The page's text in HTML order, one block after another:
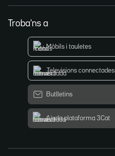
Troba'ns a
Mòbils i tauletes
Televisions connectades
Butlletins
Ajuda plataforma 3Cat